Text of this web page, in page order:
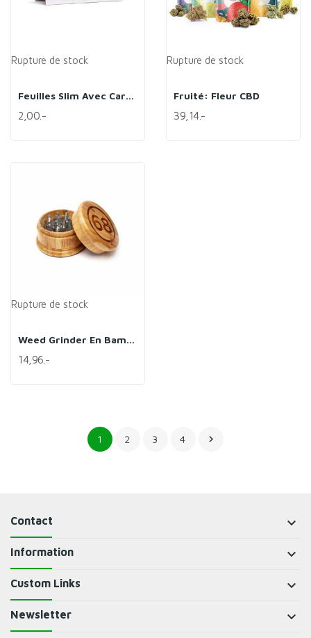
Rupture de stock
Feuilles Slim Avec Carton - Édition Limitée -...
2,00.-
Rupture de stock
Fruité: Fleur CBD
39,14.-
Rupture de stock
Weed Grinder En Bambou- Sixty8
14,96.-
1 2 3 4 
Contact keyboard_arrow_down
Information keyboard_arrow_down
Custom Links keyboard_arrow_down
Newsletter keyboard_arrow_down